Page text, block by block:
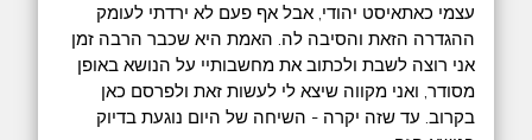
עצמי כאתאיסט יהודי, אבל אף פעם לא ירדתי לעומק
ההגדרה הזאת והסיבה לה. האמת היא שכבר הרבה זמן
אני רוצה לשבת ולכתוב את מחשבותיי על הנושא באופן
מסודר, ואני מקווה שיצא לי לעשות זאת ולפרסם כאן
בקרוב. עד שזה יקרה - השיחה של היום נוגעת בדיוק